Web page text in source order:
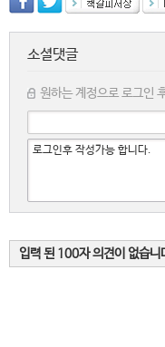
소셜댓글
원하는 계정으로 로그인
입력 된 100자 의견이 없습니